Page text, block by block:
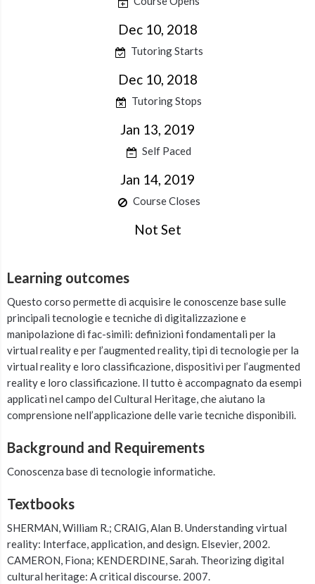
Dec 10, 2018
Tutoring Starts
Dec 10, 2018
Tutoring Stops
Jan 13, 2019
Self Paced
Jan 14, 2019
Course Closes
Not Set
Learning outcomes
Questo corso permette di acquisire le conoscenze base sulle
principali tecnologie e tecniche di digitalizzazione e
manipolazione di fac-simili: definizioni fondamentali per la
virtual reality e per l’augmented reality, tipi di tecnologie per la
virtual reality e loro classificazione, dispositivi per l’augmented
reality e loro classificazione. Il tutto è accompagnato da esempi
applicati nel campo del Cultural Heritage, che aiutano la
comprensione nell’applicazione delle varie tecniche disponibili.
Background and Requirements
Conoscenza base di tecnologie informatiche.
Textbooks
SHERMAN, William R.; CRAIG, Alan B. Understanding virtual
reality: Interface, application, and design. Elsevier, 2002.
CAMERON, Fiona; KENDERDINE, Sarah. Theorizing digital
cultural heritage: A critical discourse. 2007.